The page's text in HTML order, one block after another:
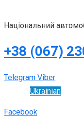
Національний
+38 (067)
Telegram Viber
Ukrainian
Facebook